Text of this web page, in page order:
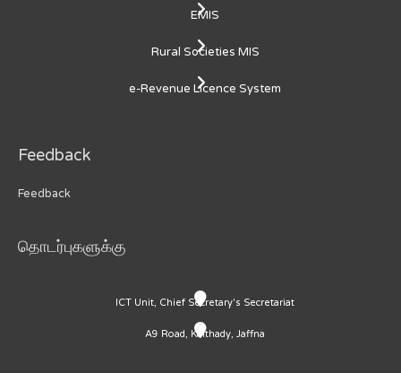
EMIS
Rural Societies MIS
e-Revenue Licence System
Feedback
Feedback
தொடர்புகளுக்கு
ICT Unit, Chief Secretary's Secretariat
A9 Road, Kaithady, Jaffna